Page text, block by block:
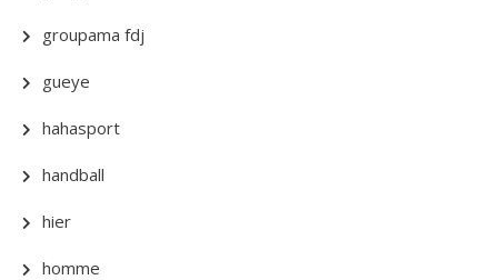
groupama fdj
gueye
hahasport
handball
hier
homme